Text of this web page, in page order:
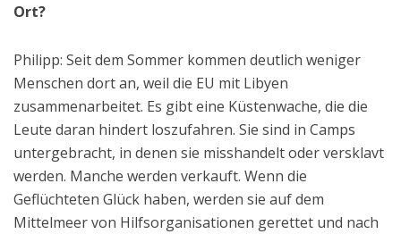
Ort?
Philipp: Seit dem Sommer kommen deutlich weniger
Menschen dort an, weil die EU mit Libyen
zusammenarbeitet. Es gibt eine Küstenwache, die die
Leute daran hindert loszufahren. Sie sind in Camps
untergebracht, in denen sie misshandelt oder versklavt
werden. Manche werden verkauft. Wenn die
Geflüchteten Glück haben, werden sie auf dem
Mittelmeer von Hilfsorganisationen gerettet und nach